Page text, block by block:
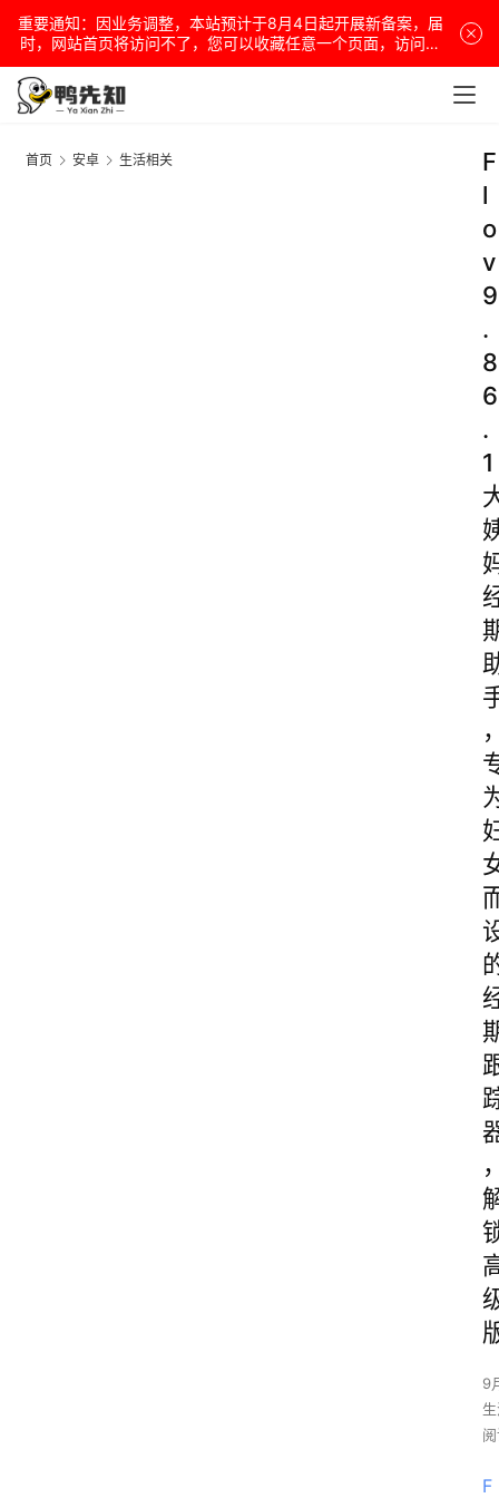
重要通知：因业务调整，本站预计于8月4日起开展新备案，届
时，网站首页将访问不了，您可以收藏任意一个页面，访问网
站！
首页 安卓 生活相关
F
l
o
v
9
.
8
6
.
1
9
F